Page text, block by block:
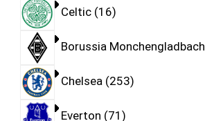
Celtic 16
Borussia Monchengladbach
Chelsea 253
Everton 71